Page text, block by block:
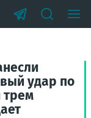
удар по
трем